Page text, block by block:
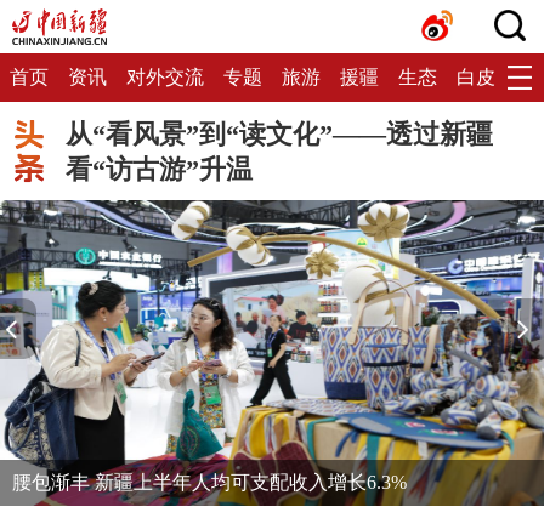
首页 资讯 对外交流 专题 旅游 援疆 生态 白皮书
从“看风景”到“读文化”——透过新疆
看“访古游”升温
腰包渐丰 新疆上半年人均可支配收入增长6.3%